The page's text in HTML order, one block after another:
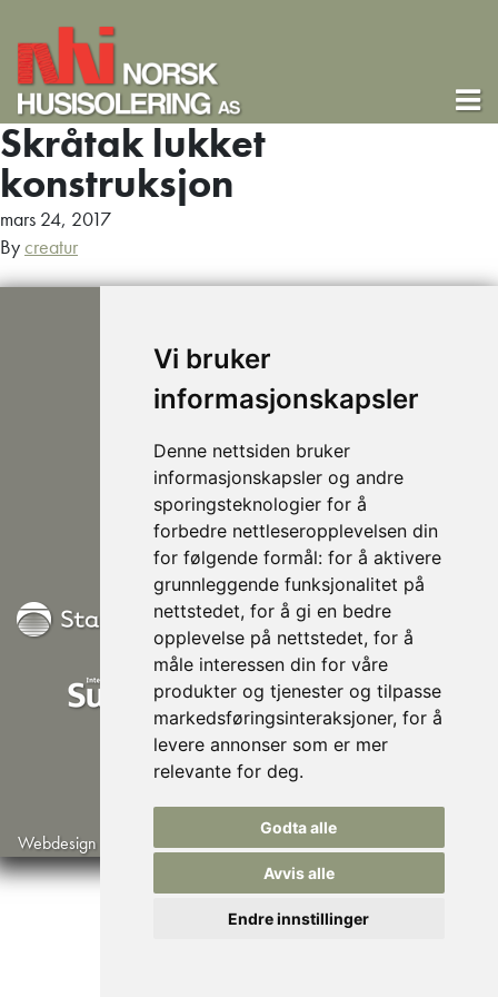
Vi bruker
informasjonskapsler
Denne nettsiden bruker
informasjonskapsler og andre
sporingsteknologier for å
forbedre nettleseropplevelsen din
for følgende formål: for å aktivere
grunnleggende funksjonalitet på
nettstedet, for å gi en bedre
opplevelse på nettstedet, for å
måle interessen din for våre
produkter og tjenester og tilpasse
markedsføringsinteraksjoner, for å
levere annonser som er mer
relevante for deg.
Godta alle
Avvis alle
Endre innstillinger
Skråtak lukket
konstruksjon
mars 24, 2017
Bycreatur
post@nhusi.no
907 76 420
948 80 685
Følg oss på Facebook
Webdesign av Lindbak IT ©Norsk Husisolering AS